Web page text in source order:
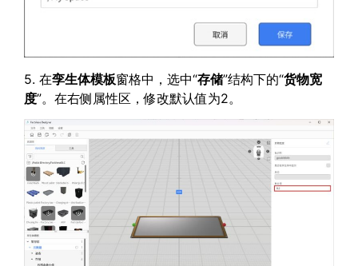
5. 在孪生体模板窗格中，选中“存储”结构下的“货物宽
度”。在右侧属性区，修改默认值为2。